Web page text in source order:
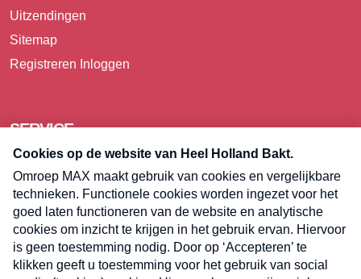
Uitzendingen
Sitemap
Registreren Inloggen
SERVICE
Over Omroep MAX
Pers
Contact
Algemene voorwaarden
Privacyverklaring